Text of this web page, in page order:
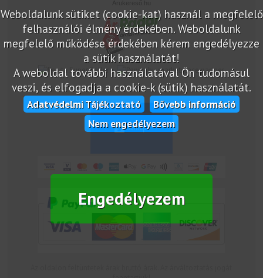
Weboldalunk sütiket (cookie-kat) használ a megfelelő
felhasználói élmény érdekében. Weboldalunk
megfelelő működése érdekében kérem engedélyezze
a sütik használatát!
A weboldal további használatával Ön tudomásul
veszi, és elfogadja a cookie-k (sütik) használatát.
Adatvédelmi Tájékoztató
Bővebb információ
Nem engedélyezem
Engedélyezem
marketplace partner